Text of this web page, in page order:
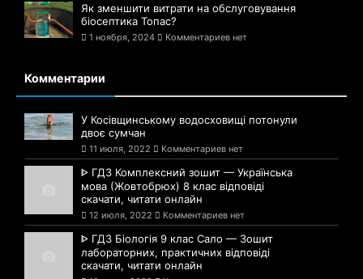
Як зменшити витрати на обслуговування
біосептика Топас?
1 ноября, 2024 Комментариев нет
Комментарии
У Косівщинському водосховищі потонули
двоє сумчан
11 июля, 2022 Комментариев нет
ᐈ ГДЗ Комплексний зошит — Українська
мова (Жовтобрюх) 8 клас відповіді
скачати, читати онлайн
12 июля, 2022 Комментариев нет
ᐈ ГДЗ Біологія 9 клас Сало — Зошит
лабораторних, практичних відповіді
скачати, читати онлайн